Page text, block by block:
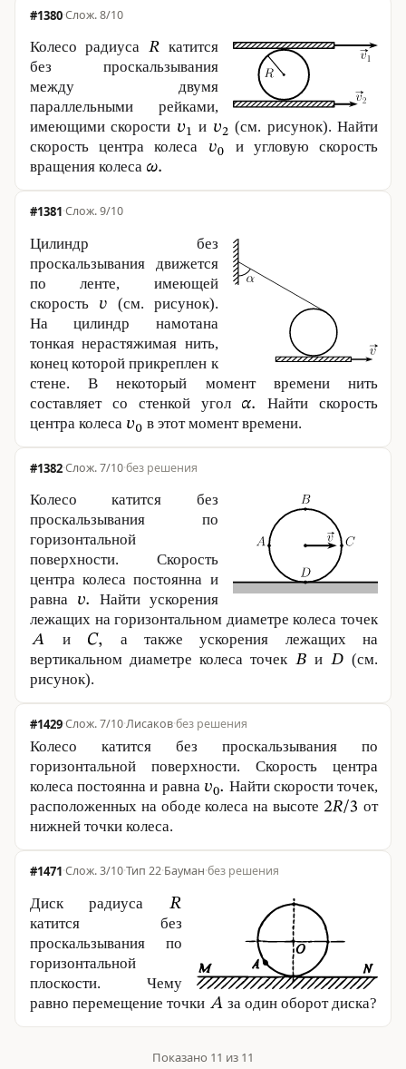
#1380· 8/10
Колесо радиуса
катится
без проскальзывания
между двумя
параллельными рейками,
имеющими скорости
и
(см. рисунок). Найти
скорость центра колеса
и угловую скорость
вращения колеса
#1381· 9/10
Цилиндр без
проскальзывания движется
по ленте, имеющей
скорость
(см. рисунок).
На цилиндр намотана
тонкая нерастяжимая нить,
конец которой прикреплен к
стене. В некоторый момент времени нить
составляет со стенкой угол
Найти скорость
центра колеса
в этот момент времени.
#1382· 7/10·без решения
Колесо катится без
проскальзывания по
горизонтальной
поверхности. Скорость
центра колеса постоянна и
равна
Найти ускорения
лежащих на горизонтальном диаметре колеса точек
и
а также ускорения лежащих на
вертикальном диаметре колеса точек
и
(см.
рисунок).
#1429· 7/10·Лисаков·без решения
Колесо катится без проскальзывания по
горизонтальной поверхности. Скорость центра
колеса постоянна и равна
Найти скорости точек,
расположенных на ободе колеса на высоте
от
нижней точки колеса.
#1471· 3/10·Тип 22·Бауман·без решения
Диск радиуса
катится без
проскальзывания по
горизонтальной
плоскости. Чему
равно перемещение точки
за один оборот диска?
Показано 11 из 11